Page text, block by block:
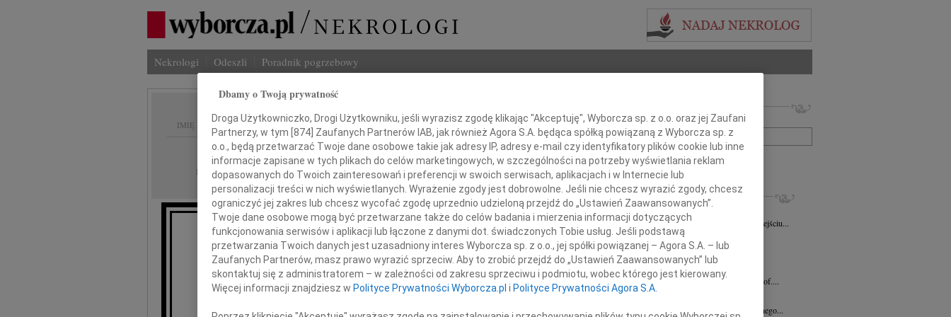
Nekrologi Odeszli Poradnik pogrzebowy
IMIĘ I NAZWISKO:
REGION: Bydgoszcz
DATA EMISJI: 30.11.2009
Podziękowanie
za pielęgnowanie i opiekę lekarską w czasie choroby
Imię i nazwisko lub numer ogłoszenia:
+ szukanie zaawansowane
INNE NEKROLOGI
Izabela Gasin 08.04.2026Bydgoszcz
Z niewymownym żalem zawiadamiamy o odejściu...
Danuta Stępkowska29.01.2026
Zmarła Danka Stępkowska Torunianka,...
Jacek Woźny
30.12.2025
Z żalem przyjęliśmy wiadomość o śmierci prof....
Bolesław Durlak
W pierwszą rocznicę śmierci naszego kochanego...
Dbamy o Twoją prywatność
Droga Użytkowniczko, Drogi Użytkowniku, jeśli wyrazisz zgodę klikając "Akceptuję", Wyborcza sp. z o.o. oraz jej Zaufani
Partnerzy, w tym [ 874 ] Zaufanych Partnerów IAB, jak również Agora S.A. będąca spółką powiązaną z Wyborcza sp. z
o.o., będą przetwarzać Twoje dane osobowe takie jak adresy IP, adresy e-mail czy identyfikatory plików cookie lub inne
informacje zapisane w tych plikach do celów marketingowych, w szczególności na potrzeby wyświetlania reklam
dopasowanych do Twoich zainteresowań i preferencji w swoich serwisach, aplikacjach i w Internecie lub
personalizacji treści w nich wyświetlanych. Wyrażenie zgody jest dobrowolne. Jeśli nie chcesz wyrazić zgody, chcesz
ograniczyć jej zakres lub chcesz wycofać zgodę uprzednio udzieloną przejdź do „Ustawień Zaawansowanych”.
Twoje dane osobowe mogą być przetwarzane także do celów badania i mierzenia informacji dotyczących
funkcjonowania serwisów i aplikacji lub łączone z danymi dot. świadczonych Tobie usług. Jeśli podstawą
przetwarzania Twoich danych jest uzasadniony interes Wyborcza sp. z o.o., jej spółki powiązanej – Agora S.A. – lub
Zaufanych Partnerów, masz prawo wyrazić sprzeciw. Aby to zrobić przejdź do „Ustawień Zaawansowanych” lub
skontaktuj się z administratorem – w zależności od zakresu sprzeciwu i podmiotu, wobec którego jest kierowany.
Więcej informacji znajdziesz w Polityce Prywatności Wyborcza.pl i Polityce Prywatności Agora S.A.